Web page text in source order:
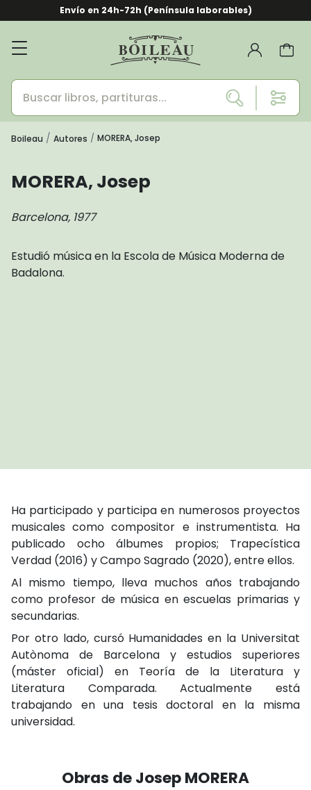
Envío en 24h-72h (Península laborables)
Boileau Autores MORERA, Josep
MORERA, Josep
Barcelona, 1977
Estudió música en la Escola de Música Moderna de
Badalona.
Ha participado y participa en numerosos proyectos
musicales como compositor e instrumentista. Ha
publicado ocho álbumes propios; Trapecística
Verdad (2016) y Campo Sagrado (2020), entre ellos.
Al mismo tiempo, lleva muchos años trabajando
como profesor de música en escuelas primarias y
secundarias.
Por otro lado, cursó Humanidades en la Universitat
Autònoma de Barcelona y estudios superiores
(máster oficial) en Teoría de la Literatura y
Literatura Comparada. Actualmente está
trabajando en una tesis doctoral en la misma
universidad.
Obras de Josep MORERA